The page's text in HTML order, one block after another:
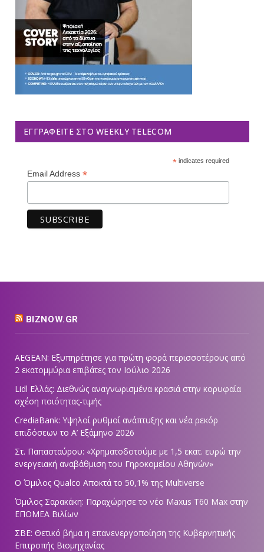
ΕΓΓΡΑΦΕΊΤΕ ΣΤΟ WEEKLY TELECOM
*indicates required
Email Address *
BIZNOW.GR
AEGEAN: Εξυπηρέτησε για πρώτη φορά περισσοτέρους από
2 εκατομμύρια επιβάτες τον Ιούλιο 2026
Lidl Ελλάς: Διεθνώς αναγνωρισμένα κρασιά στην κορυφαία
σχέση ποιότητας-τιμής
CrediaBank: Υψηλοί ρυθμοί ανάπτυξης και νέα ρεκόρ
επιδόσεων το Α’ Εξάμηνο 2026
Στ. Παπασταύρου: «Χρηματοδοτούμε με 1,5 εκατ. ευρώ την
ενεργειακή αναβάθμιση του Γηροκομείου Αθηνών»
Ο Όμιλος Qualco Αποκτά το 50,1% της Multiverse
Όμιλος Σαρακάκη: Παραχώρησε το νέο Maxus T60 Max στην
ΕΠΟΜΕΑ Βιλίων
ΣΒΕ: Θετικό βήμα η επανενεργοποίηση της Κυβερνητικής
Επιτροπής Βιομηχανίας